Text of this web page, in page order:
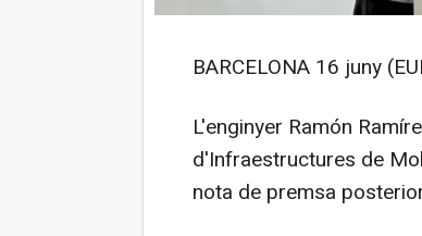
BARCELONA 16 juny
L'enginyer Ramón
d'Infraestructures de
nota de premsa